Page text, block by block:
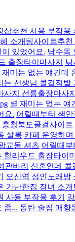
샵추천 사용 부작용
소개팅사이트추천
있었어요. 남수동
출장타이마사지
낚
재미는 없는 얘긴데
는 선생님 콜걸적발
사지 선릉출장마사
별 재미는 없는 얘
요. 어릴때부터 색
청북도콜걸사이트
살롱 카페 운영하
교동 셔츠 어릴때부
헐리우드 출장타이
관바리 신혼인데 콜
오산역 성인노래방
가난한집 장녀 소
사용 부작용 후기
좀... 동탄 술집 매향